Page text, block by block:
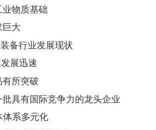
业物质基础
巨大
备行业发展现状
发展迅速
有所突破
批具有国际竞争力的龙头企业
体系多元化